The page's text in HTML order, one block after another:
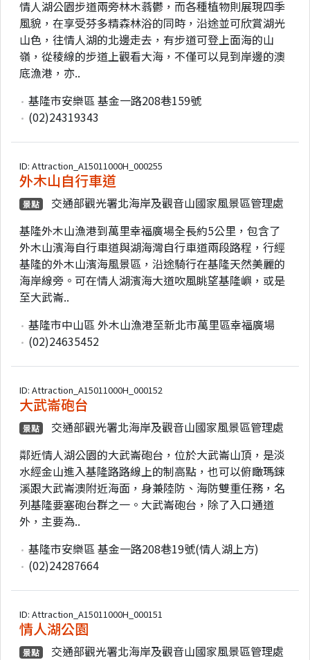
情人湖公園步道兩旁林木蓊鬱，而各種植物則展現四季
風貌，在享受芬多精森林浴的同時，沿途並可欣賞湖光
山色，往情人湖的北邊走去，有步道可登上面海的山
嶺，從稜線的步道上觀看大海，不僅可以見到岸邊的澳
底漁港，亦..
基隆市安樂區 基金一路208巷159號
(02)24319343
ID: Attraction_A15011000H_000255
外木山自行車道
景點
交通部觀光署北海岸及觀音山國家風景區管理處
基隆外木山漁港到萬里幸福廣場全長約5公里，包含了
外木山濱海自行車道與湖海灣自行車道兩段路程，行經
基隆的外木山濱海風景區，沿途騎行在基隆天然美麗的
海岸線旁。可在情人湖濱海大道吹風眺望基隆嶼，或是
至大武崙..
基隆市中山區 外木山漁港至新北市萬里區幸福廣場
(02)24635452
ID: Attraction_A15011000H_000152
大武崙砲台
景點
交通部觀光署北海岸及觀音山國家風景區管理處
鄰近情人湖公園的大武崙砲台，位於大武崙山頂，是淡
水經金山進入基隆路路線上的制高點，也可以俯瞰瑪鋉
溪跟大武崙澳附近海面，身兼陸防、海防雙重任務，名
列基隆要塞砲台群之一。大武崙砲台，除了入口通道
外，主要為..
基隆市安樂區 基金一路208巷19號(情人湖上方)
(02)24287664
ID: Attraction_A15011000H_000151
情人湖公園
景點
交通部觀光署北海岸及觀音山國家風景區管理處